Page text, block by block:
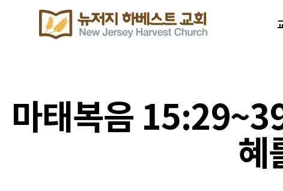
마태복음
혜